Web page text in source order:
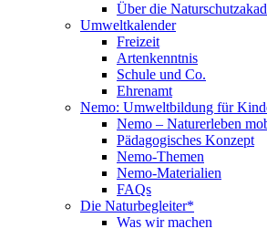
Über die
Umweltkalender
Freizeit
Artenkenntnis
Schule und Co.
Ehrenamt
Nemo: Umweltbildung für
Nemo – Naturerleben
Pädagogisches Konzept
Nemo-Themen
Nemo-Materialien
FAQs
Die Naturbegleiter*
Was wir machen